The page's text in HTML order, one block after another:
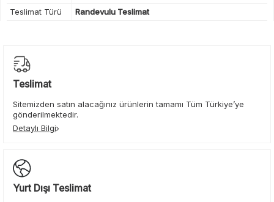
Teslimat Türü
Randevulu Teslimat
Teslimat
Sitemizden satın alacağınız ürünlerin tamamı Tüm Türkiye’ye
gönderilmektedir.
Detaylı Bilgi
Yurt Dışı Teslimat